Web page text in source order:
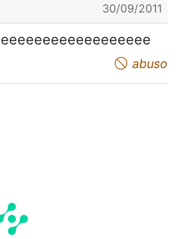
30/09/2011
appreciate abuso